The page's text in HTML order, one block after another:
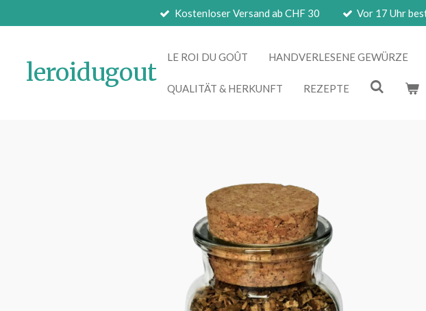
Hauptinhalt
Kostenloser Versand ab CHF 30 Vor 17 Uhr
leroidugout
LE ROI DU GOÛT HANDVERLESENE GEWÜRZE
QUALITÄT & HERKUNFT REZEPTE